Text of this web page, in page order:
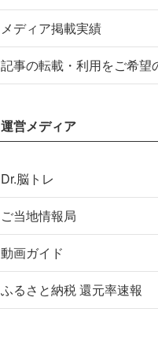
メディア掲載実績
記事の転載・利用をご希望
運営メディア
Dr.脳トレ
ご当地情報局
動画ガイド
ふるさと納税 還元率速報